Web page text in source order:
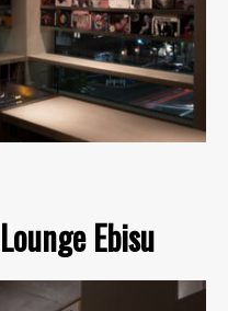
Ebisu